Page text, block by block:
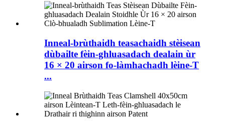
Inneal-brùthaidh teasachaidh stèisean
dùbailte fèin-ghluasadach dealain ùr
16 × 20 airson fo-làmhachadh lèine-T
...